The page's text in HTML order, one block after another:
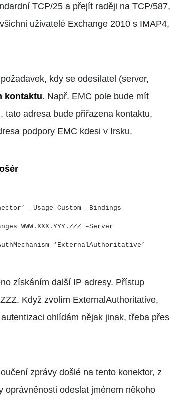
TCP/25 a přejít raději na TCP/587,
uživatelé Exchange 2010 s IMAP4,
kdy se odesílatel (server,
kontaktu. Např. EMC pole bude mít
tato adresa bude přiřazena kontaktu,
podpory EMC kdesi v Irsku.
-Usage Custom -Bindings
WWW.XXX.YYY.ZZZ –Server
‘ExternalAuthoritative’
získáním další IP adresy. Přístup
Když zvolím ExternalAuthoritative,
ohlídám nějak jinak, třeba přes
zprávy došlé na tento konektor, z
oprávněnosti odeslat jménem někoho